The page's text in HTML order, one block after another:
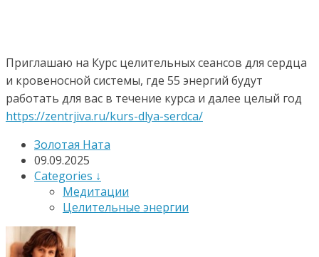
Приглашаю на Курс целительных сеансов для сердца
и кровеносной системы, где 55 энергий будут
работать для вас в течение курса и далее целый год
https://zentrjiva.ru/kurs-dlya-serdca/
Золотая Ната
09.09.2025
Categories ↓
Медитации
Целительные энергии